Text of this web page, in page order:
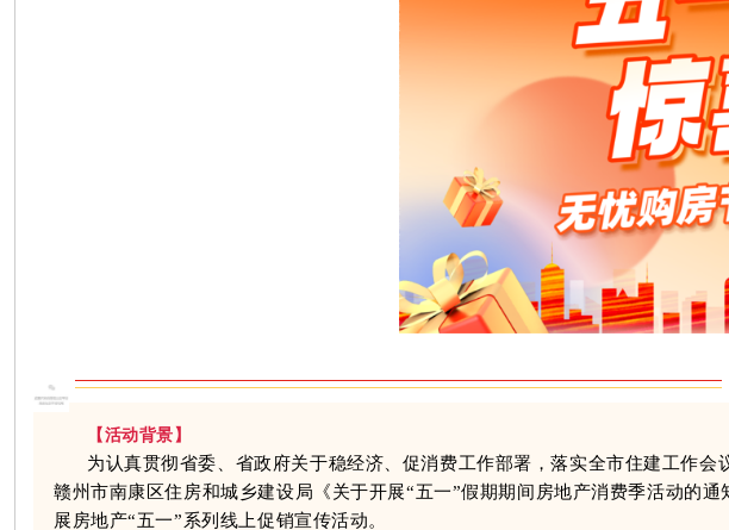
【活动背景】
为认真贯彻省委、省政府关于稳经济、促消费工作部署，落实全市住建工作
赣州市南康区住房和城乡建设局《关于开展“五一”假期期间房地产消费季活动的
展房地产“五一”系列线上促销宣传活动。